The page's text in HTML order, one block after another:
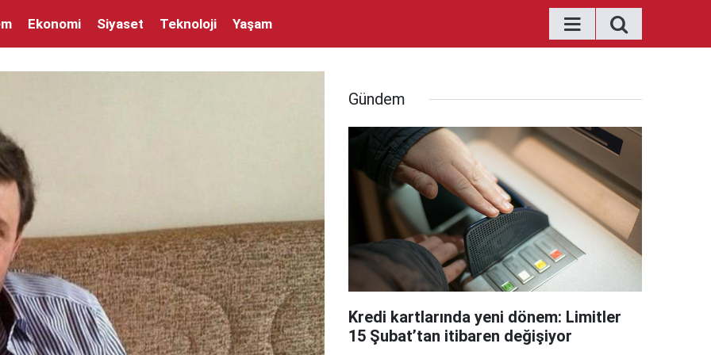
Ekonomi Siyaset Teknoloji Yaşam
Gündem
Kredi kartlarında yeni dönem: Limitler
15 Şubat’tan itibaren değişiyor